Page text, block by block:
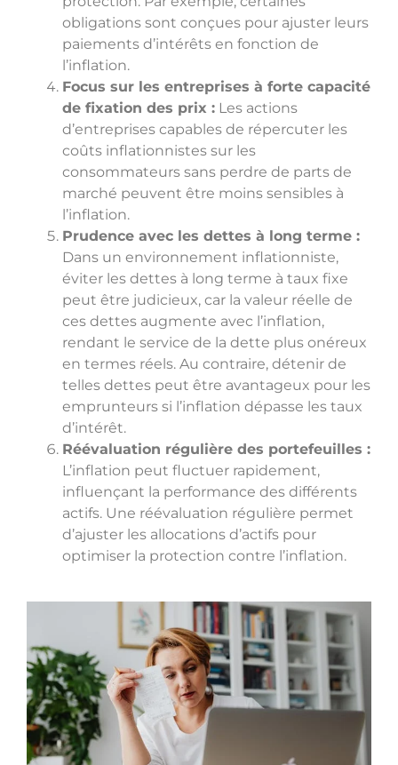
obligations sont conçues pour ajuster leurs
paiements d’intérêts en fonction de
l’inflation.
Focus sur les entreprises à forte capacité
de fixation des prix : Les actions
d’entreprises capables de répercuter les
coûts inflationnistes sur les
consommateurs sans perdre de parts de
marché peuvent être moins sensibles à
l’inflation.
Prudence avec les dettes à long terme :
Dans un environnement inflationniste,
éviter les dettes à long terme à taux fixe
peut être judicieux, car la valeur réelle de
ces dettes augmente avec l’inflation,
rendant le service de la dette plus onéreux
en termes réels. Au contraire, détenir de
telles dettes peut être avantageux pour les
emprunteurs si l’inflation dépasse les taux
d’intérêt.
Réévaluation régulière des portefeuilles :
L’inflation peut fluctuer rapidement,
influençant la performance des différents
actifs. Une réévaluation régulière permet
d’ajuster les allocations d’actifs pour
optimiser la protection contre l’inflation.